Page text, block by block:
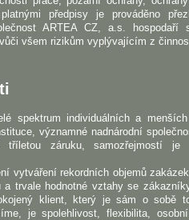
předpisy je prováděno
ARTEA CZ, a.s. hospodaří
všem rizikům vyplývajícím z
spektrum individuálních a
významné nadnárodní
tříletou záruku, samozřejmostí
vytváření rekordních objemů
trvale hodnotné vztahy se
klient, který je sám o sobě
je spolehlivost, flexibilita,